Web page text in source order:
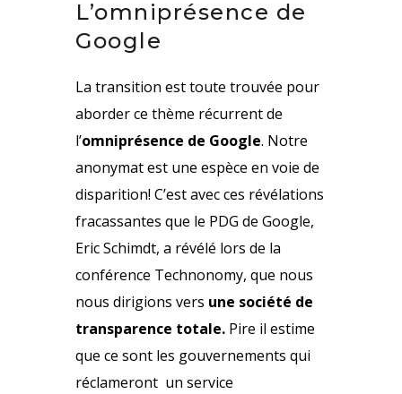
L’omniprésence de
Google
La transition est toute trouvée pour
aborder ce thème récurrent de
l’omniprésence de Google. Notre
anonymat est une espèce en voie de
disparition! C’est avec ces révélations
fracassantes que le PDG de Google,
Eric Schimdt, a révélé lors de la
conférence Technonomy, que nous
nous dirigions vers une société de
transparence totale. Pire il estime
que ce sont les gouvernements qui
réclameront un service